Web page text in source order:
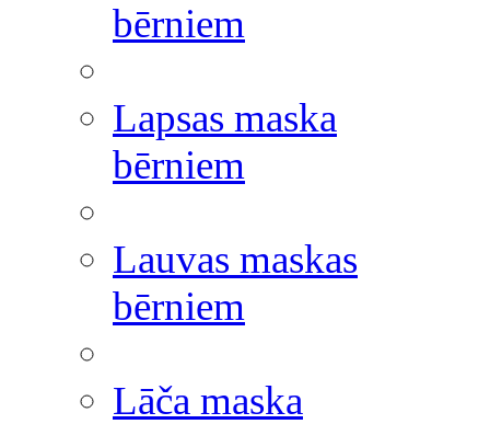
bērniem
Lapsas maska
bērniem
Lauvas maskas
bērniem
Lāča maska